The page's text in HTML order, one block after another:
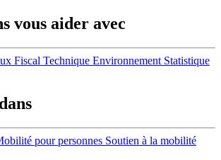
vous aider avec
Fiscal Technique Environnement Statistique
pour personnes Soutien à la mobilité